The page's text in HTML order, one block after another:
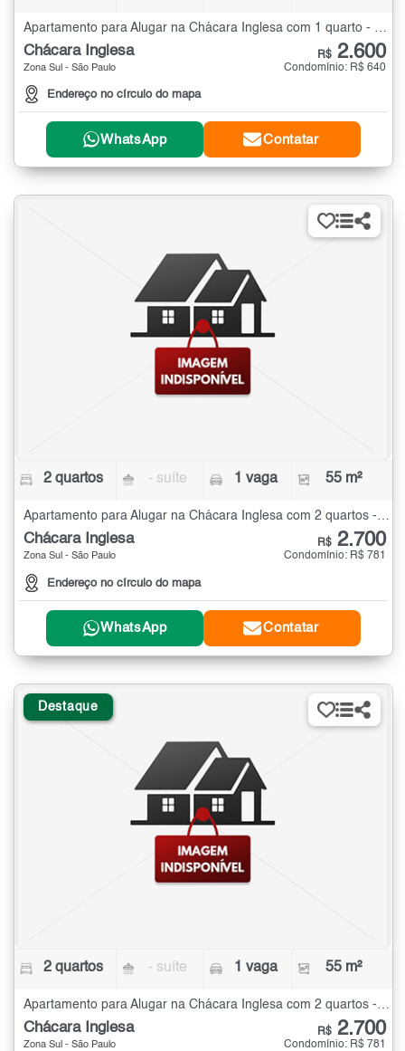
Apartamento para Alugar na Chácara Inglesa com 1 quarto - 28 m²
Chácara Inglesa
Zona Sul - São Paulo
Endereço no círculo do mapa
R$ 2.600
Condomínio: R$ 640
WhatsApp Contatar
2 quartos - suíte 1 vaga 55 m²
Apartamento para Alugar na Chácara Inglesa com 2 quartos - 55 m²
Chácara Inglesa
Zona Sul - São Paulo
Endereço no círculo do mapa
R$ 2.700
Condomínio: R$ 781
WhatsApp Contatar
Destaque
2 quartos - suíte 1 vaga 55 m²
Chácara Inglesa
Zona Sul - São Paulo
R$ 2.700
Condomínio: R$ 781